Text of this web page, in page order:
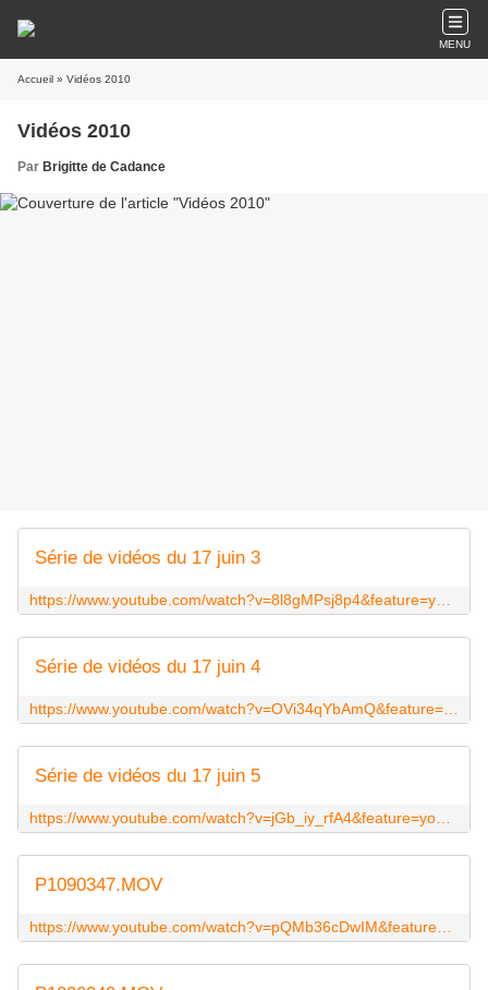
MENU
Accueil » Vidéos 2010
Vidéos 2010
Par Brigitte de Cadance
Série de vidéos du 17 juin 3
Série de vidéos du 17 juin 4
Série de vidéos du 17 juin 5
P1090347.MOV